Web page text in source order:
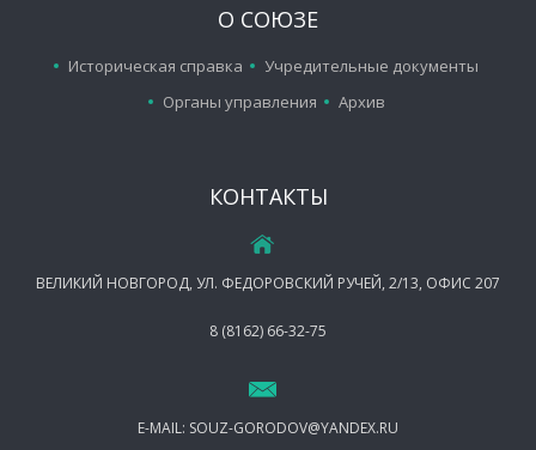
О СОЮЗЕ
Историческая справка
Учредительные документы
Органы управления
Архив
КОНТАКТЫ
ВЕЛИКИЙ НОВГОРОД, УЛ. ФЕДОРОВСКИЙ РУЧЕЙ, 2/13, ОФИС 207
8 (8162) 66-32-75
E-MAIL: SOUZ-GORODOV@YANDEX.RU